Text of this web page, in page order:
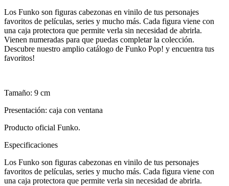
Los Funko son figuras cabezonas en vinilo de tus personajes
favoritos de películas, series y mucho más. Cada figura viene con
una caja protectora que permite verla sin necesidad de abrirla.
Vienen numeradas para que puedas completar la colección.
Descubre nuestro amplio catálogo de Funko Pop! y encuentra tus
favoritos!
Tamaño: 9 cm
Presentación: caja con ventana
Producto oficial Funko.
Especificaciones
Los Funko son figuras cabezonas en vinilo de tus personajes
favoritos de películas, series y mucho más. Cada figura viene con
una caja protectora que permite verla sin necesidad de abrirla.